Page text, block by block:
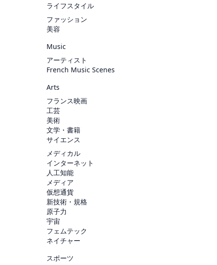
ライフスタイル
ファッション
美容
Music
アーティスト
French Music Scenes
Arts
フランス映画
工芸
美術
文学・書籍
サイエンス
メディカル
インターネット
人工知能
メディア
仮想通貨
新技術・規格
原子力
宇宙
フェムテック
ネイチャー
スポーツ